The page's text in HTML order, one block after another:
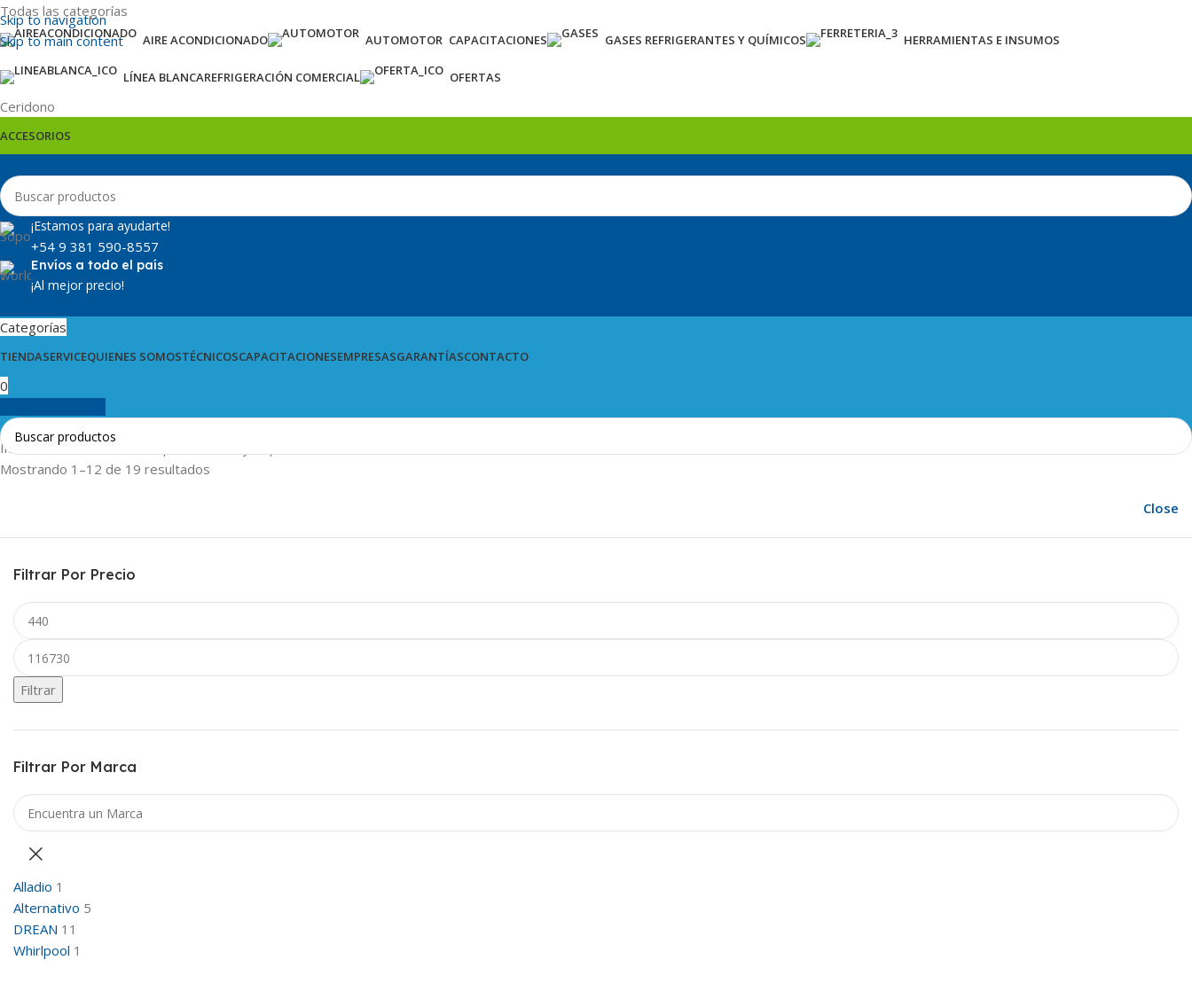
Skip to navigation
Skip to main content
Todas las categorías
AIRE ACONDICIONADO AUTOMOTOR CAPACITACIONES GASES REFRIGERANTES Y QUÍMICOS HERRAMIENTAS E INSUMOS
LÍNEA BLANCAREFRIGERACIÓN COMERCIAL OFERTAS
Ceridono
ACCESORIOS
¡Estamos para ayudarte!
+54 9 381 590-8557
Envíos a todo el país
¡Al mejor precio!
Categorías
TIENDASERVICEQUIENES SOMOSTÉCNICOSCAPACITACIONESEMPRESASGARANTÍASCONTACTO
0
Inicio Línea Blanca
Mostrando 1–12 de 19 resultados
Close
Filtrar Por Precio
Filtrar
Filtrar Por Marca
Alladio 1
Alternativo 5
DREAN 11
Whirlpool 1